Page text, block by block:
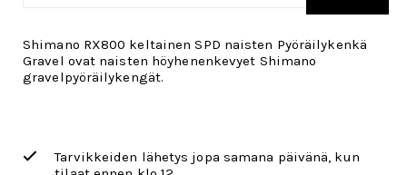
Shimano RX800 keltainen SPD naisten Pyöräilykenkä
Gravel ovat naisten höyhenenkevyet Shimano
gravelpyöräilykengät.
Tarvikkeiden lähetys jopa samana päivänä, kun